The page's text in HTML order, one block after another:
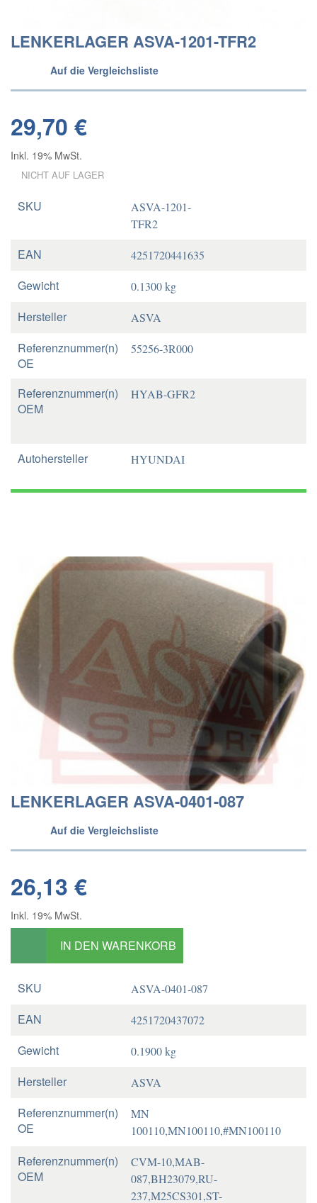
LENKERLAGER ASVA-1201-TFR2
Auf die Vergleichsliste
29,70 €
Inkl. 19% MwSt.
NICHT AUF LAGER
SKU
ASVA-1201-
TFR2
EAN 4251720441635
Gewicht 0.1300 kg
Hersteller ASVA
Referenznummer(n)
OE
55256-3R000
Referenznummer(n)
OEM
HYAB-GFR2
Autohersteller HYUNDAI
LENKERLAGER ASVA-0401-087
Auf die Vergleichsliste
26,13 €
Inkl. 19% MwSt.
IN DEN WARENKORB
SKU ASVA-0401-087
EAN 4251720437072
Gewicht 0.1900 kg
Hersteller ASVA
Referenznummer(n)
OE
MN
100110,MN100110,#MN100110
Referenznummer(n)
OEM
CVM-10,MAB-
087,BH23079,RU-
237,M25CS301,ST-